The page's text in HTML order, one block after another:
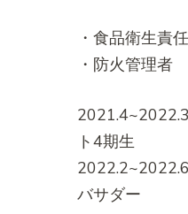
・食品衛生責
・防火管理者
ト4期生
バサダー